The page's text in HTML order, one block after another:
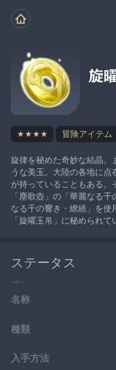
旋
★★★★ 冒険アイテム
旋律を秘めた奇妙な結晶。
うな美玉。大陸の各地に点
が持っていることもある。
「塵歌壺」の「華麗なる
なる千の響き・繚繞」を使
「旋曜玉帛」に秘められ
ステータス
名称
種類
入手方法